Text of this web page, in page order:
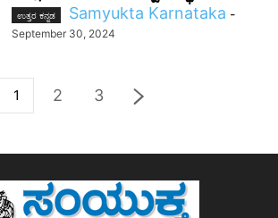
ಉತ್ತರ ಕನ್ನಡ Samyukta Karnataka -
September 30, 2024
1 2 3